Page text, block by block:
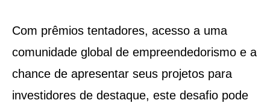
Com prêmios tentadores, acesso a uma
comunidade global de empreendedorismo e a
chance de apresentar seus projetos para
investidores de destaque, este desafio pode